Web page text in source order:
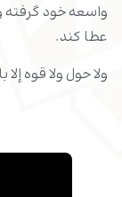
واسعه خود گرفته
عطا کند.
ولا حول ولا قوه إلا